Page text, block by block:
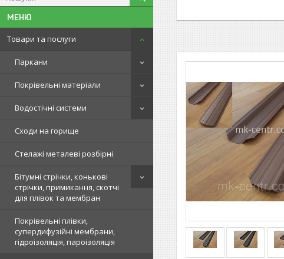
Товари та послуги
Паркани
Покрівельні матеріали
Водостічні системи
Сходи на горище
Стелажі металеві розбірні
Бітумні стрічки, конькові
стрічки, примикання, скотчі
для плівок та мембран
Покрівельні плівки,
супердифузійні мембрани,
гідроізоляція, пароізоляція